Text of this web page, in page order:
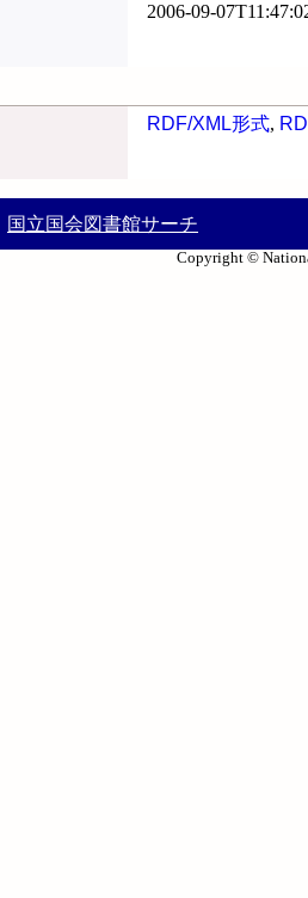
2006-09-
RDF/XML形式,
国立国会図書館サーチ
Copyright ©